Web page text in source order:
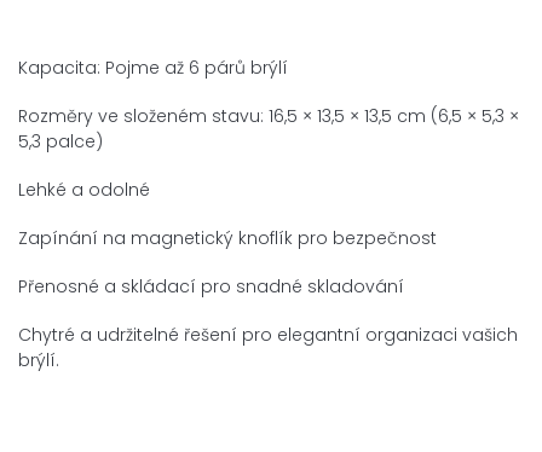
Kapacita: Pojme až 6 párů brýlí
Rozměry ve složeném stavu: 16,5 × 13,5 × 13,5 cm (6,5 × 5,3 ×
5,3 palce)
Lehké a odolné
Zapínání na magnetický knoflík pro bezpečnost
Přenosné a skládací pro snadné skladování
Chytré a udržitelné řešení pro elegantní organizaci vašich
brýlí.